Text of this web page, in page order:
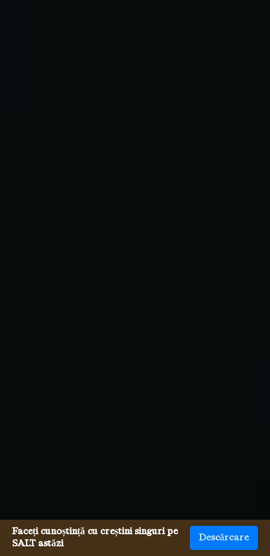
Faceți cunoștință cu creștini singuri pe
SALT astăzi
Descărcare